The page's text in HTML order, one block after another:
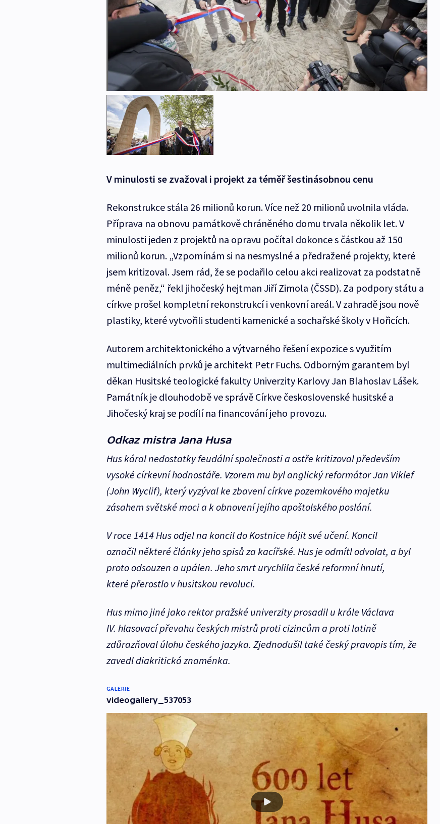
V minulosti se zvažoval i projekt za téměř šestinásobnou cenu
Rekonstrukce stála 26 milionů korun. Více než 20 milionů uvolnila vláda.
Příprava na obnovu památkově chráněného domu trvala několik let. V
minulosti jeden z projektů na opravu počítal dokonce s částkou až 150
milionů korun. „Vzpomínám si na nesmyslné a předražené projekty, které
jsem kritizoval. Jsem rád, že se podařilo celou akci realizovat za podstatně
méně peněz,“ řekl jihočeský hejtman Jiří Zimola (ČSSD). Za podpory státu a
církve prošel kompletní rekonstrukcí i venkovní areál. V zahradě jsou nově
plastiky, které vytvořili studenti kamenické a sochařské školy v Hořicích.
Autorem architektonického a výtvarného řešení expozice s využitím
multimediálních prvků je architekt Petr Fuchs. Odborným garantem byl
děkan Husitské teologické fakulty Univerzity Karlovy Jan Blahoslav Lášek.
Památník je dlouhodobě ve správě Církve československé husitské a
Jihočeský kraj se podílí na financování jeho provozu.
Odkaz mistra Jana Husa
Hus káral nedostatky feudální společnosti a ostře kritizoval především
vysoké církevní hodnostáře. Vzorem mu byl anglický reformátor Jan Viklef
(John Wyclif), který vyzýval ke zbavení církve pozemkového majetku
zásahem světské moci a k obnovení jejího apoštolského poslání.
V roce 1414 Hus odjel na koncil do Kostnice hájit své učení. Koncil
označil některé články jeho spisů za kacířské. Hus je odmítl odvolat, a byl
proto odsouzen a upálen. Jeho smrt urychlila české reformní hnutí,
které přerostlo v husitskou revoluci.
Hus mimo jiné jako rektor pražské univerzity prosadil u krále Václava
IV. hlasovací převahu českých mistrů proti cizincům a proti latině
zdůrazňoval úlohu českého jazyka. Zjednodušil také český pravopis tím, že
zavedl diakritická znaménka.
GALERIE
videogallery_537053